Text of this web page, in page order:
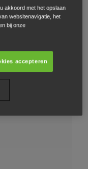
vaarplezier.
akkoord met het opslaan
websitenavigatie, het
bij onze
accepteren